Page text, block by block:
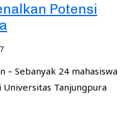
Potensi
– Sebanyak 24 mahasiswa
Tanjungpura